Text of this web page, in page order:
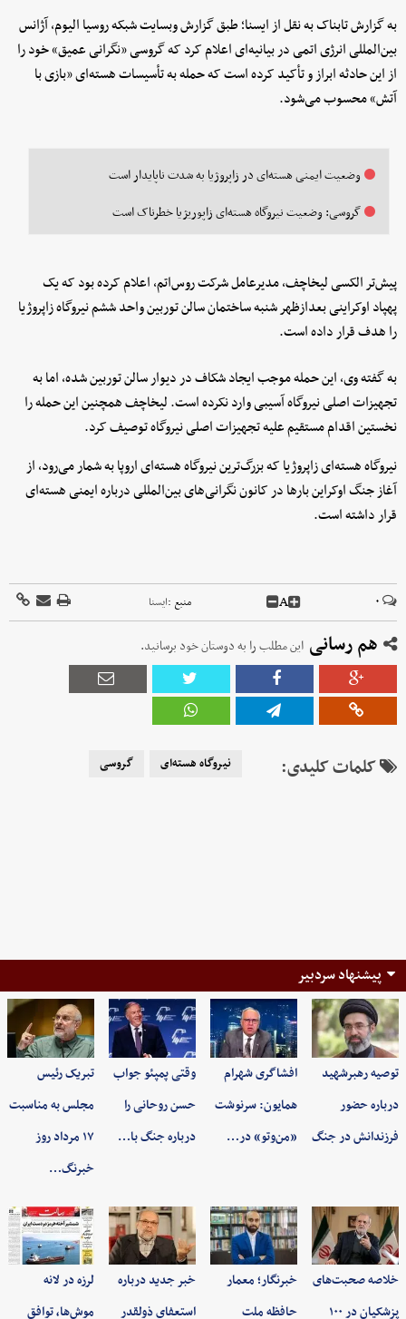
به گزارش تابناک به نقل از ایسنا؛ طبق گزارش وبسایت شبکه روسیا الیوم، آژانس
بین‌المللی انرژی اتمی در بیانیه‌ای اعلام کرد که گروسی «نگرانی عمیق» خود را
از این حادثه ابراز و تأکید کرده است که حمله به تأسیسات هسته‌ای «بازی با
آتش» محسوب می‌شود.
وضعیت ایمنی هسته‌ای در زاپروژیا به شدت ناپایدار است
گروسی: وضعیت نیروگاه هسته‌ای زاپوریژیا خطرناک است
پیش‌تر الکسی لیخاچف، مدیرعامل شرکت روس‌اتم، اعلام کرده بود که یک
پهپاد اوکراینی بعدازظهر شنبه ساختمان سالن توربین واحد ششم نیروگاه زاپروژیا
را هدف قرار داده است.
به گفته وی، این حمله موجب ایجاد شکاف در دیوار سالن توربین شده، اما به
تجهیزات اصلی نیروگاه آسیبی وارد نکرده است. لیخاچف همچنین این حمله را
نخستین اقدام مستقیم علیه تجهیزات اصلی نیروگاه توصیف کرد.
نیروگاه هسته‌ای زاپروژیا که بزرگ‌ترین نیروگاه هسته‌ای اروپا به شمار می‌رود، از
آغاز جنگ اوکراین بارها در کانون نگرانی‌های بین‌المللی درباره ایمنی هسته‌ای
قرار داشته است.
۰ A منبع :ايسنا
هم رسانی این مطلب را به دوستان خود برسانید.
کلمات کلیدی: نیروگاه هسته‌ای گروسی
پیشنهاد سردبیر
توصیه رهبرشهید
درباره حضور
فرزندانش در جنگ
افشاگری شهرام
همایون: سرنوشت
«من‌وتو» در…
وقتی پمپئو جواب
حسن روحانی را
درباره جنگ با…
تبریک رئیس
مجلس به مناسبت
۱۷ مرداد روز
خبرنگ…
خلاصه صحبت‌های
پزشکیان در ۱۰۰
خبرنگار؛ معمار
حافظه ملت
خبر جدید درباره
استعفای ذولقدر
لرزه در لانه
موش‌ها، توافق